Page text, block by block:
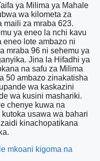
ya Milima ya Mahale
wa kilometa za
maili za mraba 623.
ya eneo la nchi kavu
eneo lote ambazo ni
mraba 96 ni sehemu ya
Jina la Hifadhi ya
na safu za Milima
50 ambazo zinakatisha
wa kaskazini
wa kusini mashariki.
chenye kuwa na
usawa wa bahari
kinachopatikana
mkoani kigoma na